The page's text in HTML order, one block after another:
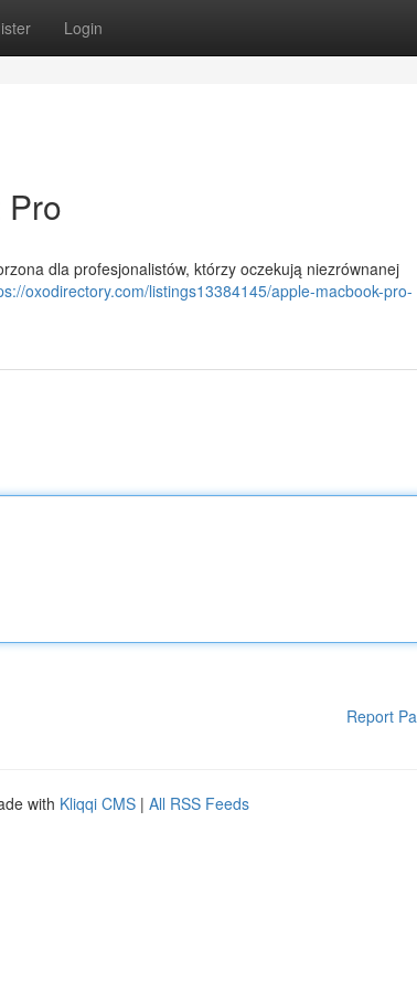
Login
dla profesjonalistów, którzy oczekują niezrównanej
oxodirectory.com/listings13384145/apple-macbook-pro-
Report
with Kliqqi CMS | All RSS Feeds